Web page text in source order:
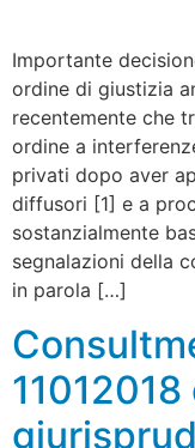
Importante
ordine di giustizia
recentemente che
ordine a
privati dopo aver
diffusori [1] e a
sostanzialmente
segnalazioni della
in parola […]